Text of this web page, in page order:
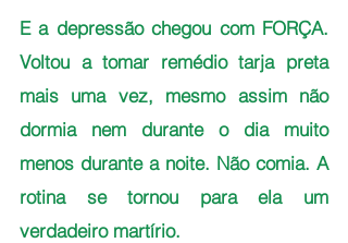
E a depressão chegou com FORÇA.
Voltou a tomar remédio tarja preta
mais uma vez, mesmo assim não
dormia nem durante o dia muito
menos durante a noite. Não comia. A
rotina se tornou para ela um
verdadeiro martírio.